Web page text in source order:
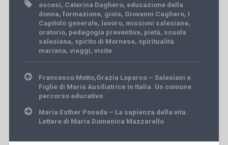
ascesi, Caterina Daghero, educazione della
donna, formazione, gioia, Giovanni Cagliero, I
Capitolo generale, lavoro, missioni salesiane,
oratorio, pedagogia preventiva, pietà, scuola
salesiana, spirito di Mornese, spiritualità
mariana, viaggi, visite
Post
navigation
Francesco Motto,Grazia Loparco – Salesiani e
Figlie di Maria Ausiliatrice in Italia. Un comune
percorso educativo
María Esther Posada – La sapienza della vita.
Lettere di Maria Domenica Mazzarello